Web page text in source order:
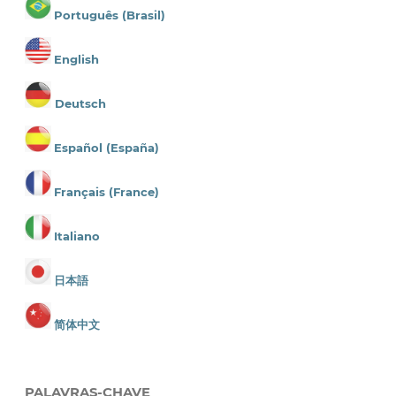
Português (Brasil)
English
Deutsch
Español (España)
Français (France)
Italiano
日本語
简体中文
PALAVRAS-CHAVE